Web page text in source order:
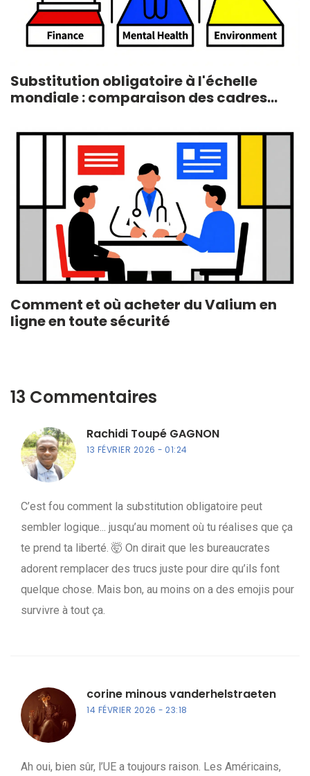
Substitution obligatoire à l'échelle
mondiale : comparaison des cadres
Comment et où acheter du Valium en
ligne en toute sécurité
13 Commentaires
Rachidi Toupé GAGNON
13 FÉVRIER 2026 01:24
C’est fou comment la substitution obligatoire peut
sembler logique... jusqu’au moment où tu réalises que ça
te prend ta liberté. 🤯 On dirait que les bureaucrates
adorent remplacer des trucs juste pour dire qu’ils font
quelque chose. Mais bon, au moins on a des emojis pour
survivre à tout ça.
corine minous vanderhelstraeten
14 FÉVRIER 2026 23:18
Ah oui, bien sûr, l’UE a toujours raison. Les Américains,